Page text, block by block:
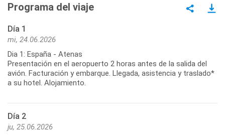
Programa del viaje
Día 1
mi, 24.06.2026
Dia 1: España - Atenas
Presentación en el aeropuerto 2 horas antes de la salida del
avión. Facturación y embarque. Llegada, asistencia y traslado*
a su hotel. Alojamiento.
Día 2
ju, 25.06.2026